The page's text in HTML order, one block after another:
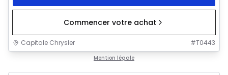
Commencer votre achat
Capitale Chrysler #T0443
Mention légale